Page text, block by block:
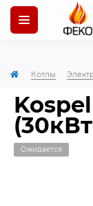
Котлы
Ожидается